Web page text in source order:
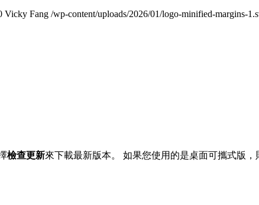
Vicky Fang /wp-content/uploads/2026/01/logo-minified-margins-
檢查更新來下載最新版本。 如果您使用的是桌面可攜式版，